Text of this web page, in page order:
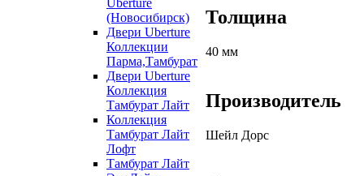
Uberture
(Новосибирск)
Двери Uberture
Коллекции
Парма,Тамбурат
Двери Uberture
Коллекция
Тамбурат Лайт
Коллекция
Тамбурат Лайт
Лофт
Тамбурат Лайт
Толщина
40 мм
Производитель
Шейл Дорс